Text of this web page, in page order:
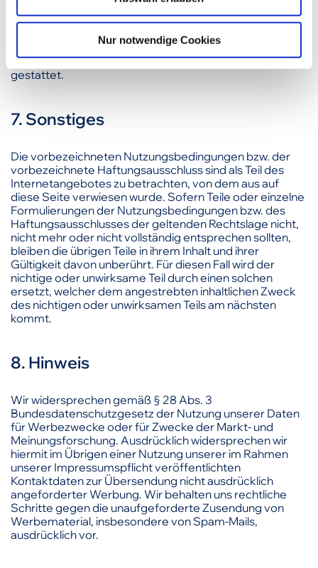
Nur notwendige Cookies
Eigentums von Unternehmen der Schmeing Bau GmbH
gewährt. Die Vervielfältigung, Verbreitung, Wieder- und
Weitergabe und sonstige Nutzung ist ohne die
schriftliche Zustimmung der Schmeing Bau GmbH nicht
gestattet.
7. Sonstiges
Die vorbezeichneten Nutzungsbedingungen bzw. der
vorbezeichnete Haftungsausschluss sind als Teil des
Internetangebotes zu betrachten, von dem aus auf
diese Seite verwiesen wurde. Sofern Teile oder einzelne
Formulierungen der Nutzungsbedingungen bzw. des
Haftungsausschlusses der geltenden Rechtslage nicht,
nicht mehr oder nicht vollständig entsprechen sollten,
bleiben die übrigen Teile in ihrem Inhalt und ihrer
Gültigkeit davon unberührt. Für diesen Fall wird der
nichtige oder unwirksame Teil durch einen solchen
ersetzt, welcher dem angestrebten inhaltlichen Zweck
des nichtigen oder unwirksamen Teils am nächsten
kommt.
8. Hinweis
Wir widersprechen gemäß § 28 Abs. 3
Bundesdatenschutzgesetz der Nutzung unserer Daten
für Werbezwecke oder für Zwecke der Markt- und
Meinungsforschung. Ausdrücklich widersprechen wir
hiermit im Übrigen einer Nutzung unserer im Rahmen
unserer Impressumspflicht veröffentlichten
Kontaktdaten zur Übersendung nicht ausdrücklich
angeforderter Werbung. Wir behalten uns rechtliche
Schritte gegen die unaufgeforderte Zusendung von
Werbematerial, insbesondere von Spam-Mails,
ausdrücklich vor.